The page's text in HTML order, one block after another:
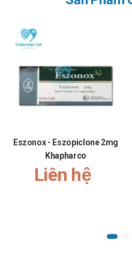
và rau xanh để hỗ trợ sức
các loại thực phẩm chứa
hoặc đồ uống có ga, vì
mạc dạ dày. Đồng thời,
hoặc chế biến sẵn để
Uống đủ nước hàng ngày
để tránh gây áp lực lên dạ
Eszonox - Eszopiclone 2mg
Khapharco
Liên hệ